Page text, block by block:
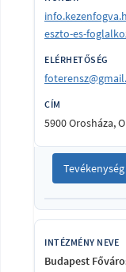
eszto-es-
5900 Orosháza,
Budapest